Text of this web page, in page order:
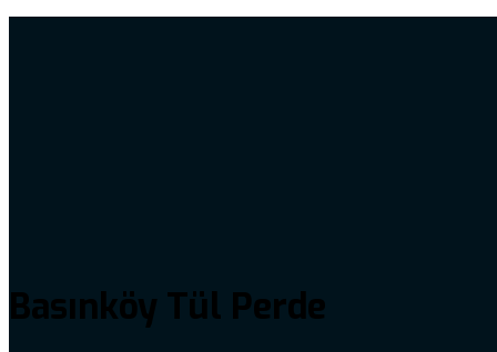
Basınköy Tül Perde